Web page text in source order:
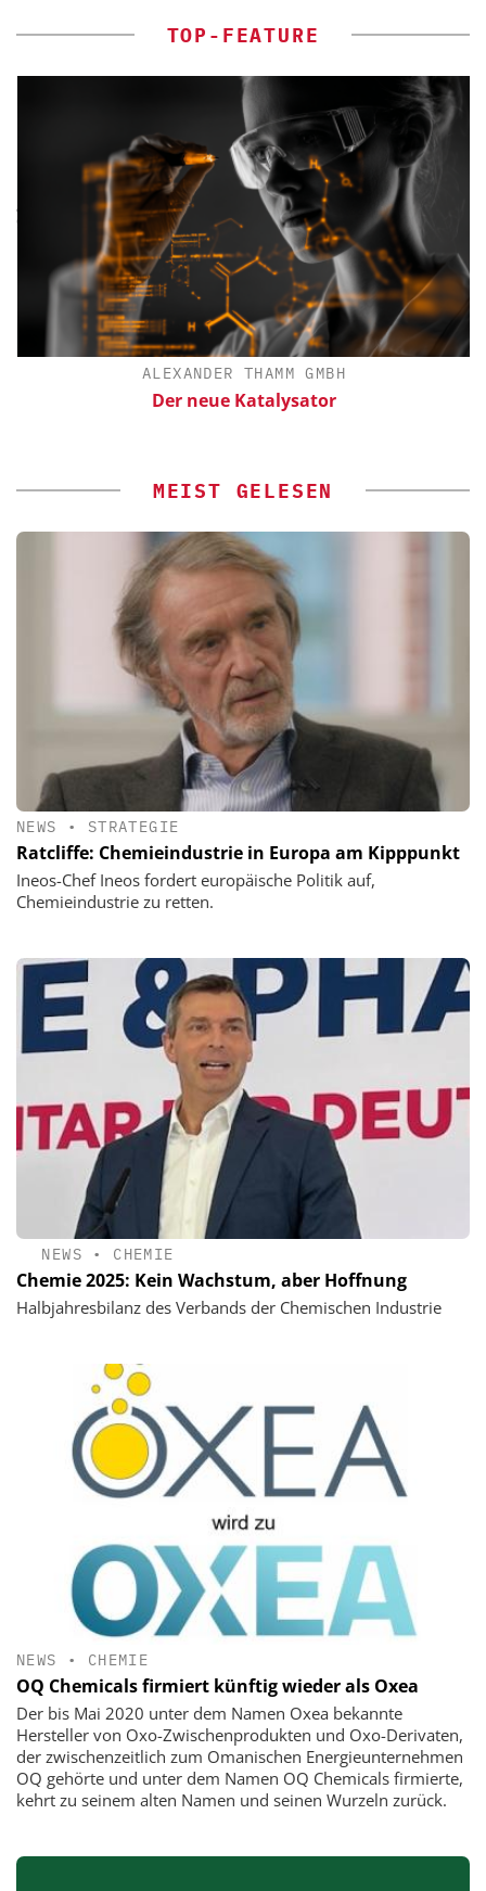
TOP-FEATURE
ALEXANDER THAMM GMBH
Der neue Katalysator
MEIST GELESEN
NEWS • STRATEGIE
Ratcliffe: Chemieindustrie in Europa am Kipppunkt
Ineos-Chef Ineos fordert europäische Politik auf,
Chemieindustrie zu retten.
NEWS • CHEMIE
Chemie 2025: Kein Wachstum, aber Hoffnung
Halbjahresbilanz des Verbands der Chemischen Industrie
NEWS • CHEMIE
OQ Chemicals firmiert künftig wieder als Oxea
Der bis Mai 2020 unter dem Namen Oxea bekannte
Hersteller von Oxo-Zwischenprodukten und Oxo-Derivaten,
der zwischenzeitlich zum Omanischen Energieunternehmen
OQ gehörte und unter dem Namen OQ Chemicals firmierte,
kehrt zu seinem alten Namen und seinen Wurzeln zurück.